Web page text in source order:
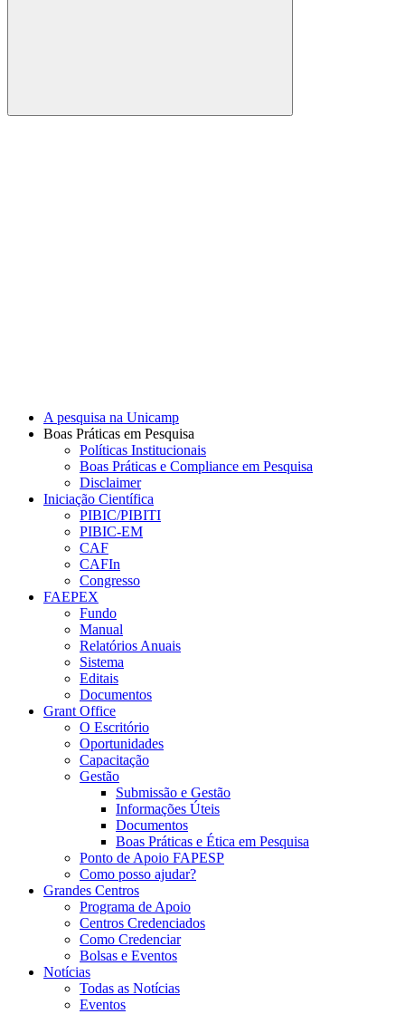
Buscar
A pesquisa na Unicamp
Boas Práticas em Pesquisa
Políticas Institucionais
Boas Práticas e Compliance em Pesquisa
Disclaimer
Iniciação Científica
PIBIC/PIBITI
PIBIC-EM
CAF
CAFIn
Congresso
FAEPEX
Fundo
Manual
Relatórios Anuais
Sistema
Editais
Documentos
Grant Office
O Escritório
Oportunidades
Capacitação
Gestão
Submissão e Gestão
Informações Úteis
Documentos
Boas Práticas e Ética em Pesquisa
Ponto de Apoio FAPESP
Como posso ajudar?
Grandes Centros
Programa de Apoio
Centros Credenciados
Como Credenciar
Bolsas e Eventos
Notícias
Todas as Notícias
Eventos